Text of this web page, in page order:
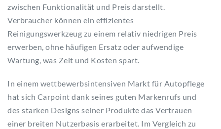
zwischen Funktionalität und Preis darstellt.
Verbraucher können ein effizientes
Reinigungswerkzeug zu einem relativ niedrigen Preis
erwerben, ohne häufigen Ersatz oder aufwendige
Wartung, was Zeit und Kosten spart.
In einem wettbewerbsintensiven Markt für Autopflege
hat sich Carpoint dank seines guten Markenrufs und
des starken Designs seiner Produkte das Vertrauen
einer breiten Nutzerbasis erarbeitet. Im Vergleich zu